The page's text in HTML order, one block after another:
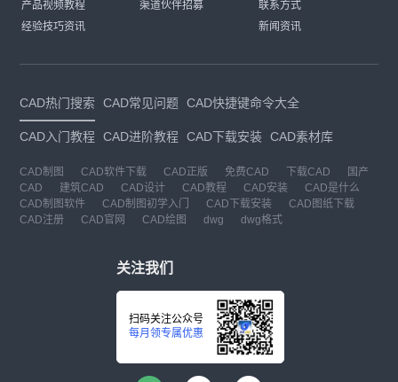
产品视频教程
经验技巧资讯
渠道伙伴招募
联系方式
新闻资讯
CAD热门搜索 CAD常见问题 CAD快捷键命令大全
CAD入门教程 CAD进阶教程 CAD下载安装 CAD素材库
CAD制图 CAD软件下载 CAD正版 免费CAD 下载CAD
国产
CAD
建筑CAD CAD设计 CAD教程 CAD安装
CAD是什么
CAD制图软件
CAD制图初学入门 CAD下载安装
CAD图纸下载
CAD注册
CAD官网 CAD绘图 dwg dwg格式
关注我们
扫码关注公众号
每月领专属优惠